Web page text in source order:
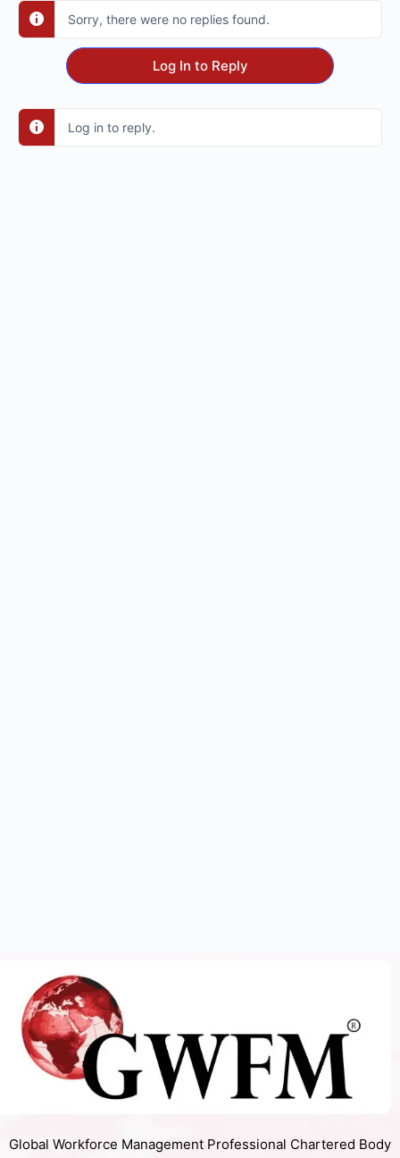
Sorry, there were no replies found.
Log In to Reply
Log in to reply.
Global Workforce Management Professional Chartered Body